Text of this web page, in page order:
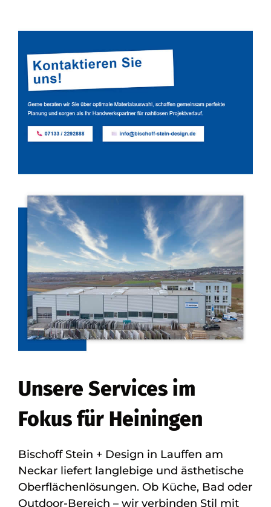
Unsere Services im
Fokus für Heiningen
Bischoff Stein + Design in Lauffen am
Neckar liefert langlebige und ästhetische
Oberflächenlösungen. Ob Küche, Bad oder
Outdoor-Bereich – wir verbinden Stil mit